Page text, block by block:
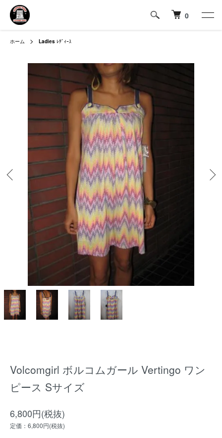
0
ホーム Ladies ﾚﾃﾞｨｰｽ
Volcomgirl ボルコムガール Vertingo ワン
ピース Sサイズ
6,800円(税抜)
定価：6,800円(税抜)